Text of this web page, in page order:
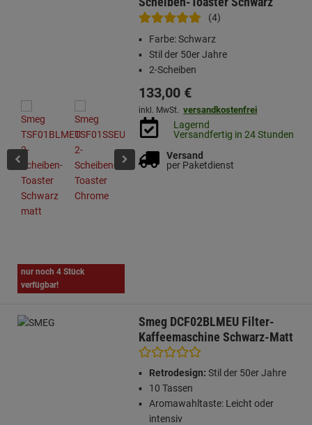
nur noch 4 Stück
verfügbar!
(4)
Farbe: Schwarz
Stil der 50er Jahre
2-Scheiben
133,00 €
inkl. MwSt. versandkostenfrei
Lagernd
Versandfertig in 24 Stunden
Versand
per Paketdienst
Smeg DCF02BLMEU Filter-
Kaffeemaschine Schwarz-Matt
Retrodesign: Stil der 50er Jahre
10 Tassen
Aromawahltaste: Leicht oder
intensiv